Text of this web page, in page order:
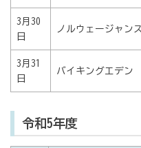
3月30
日
ノルウェージャン
3月31
日
バイキングエデン
令和5年度